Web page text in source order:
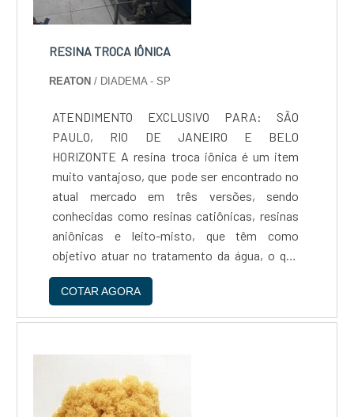
RESINA TROCA IÔNICA
REATON/ DIADEMA - SP
ATENDIMENTO EXCLUSIVO PARA: SÃO
PAULO, RIO DE JANEIRO E BELO
HORIZONTE A resina troca iônica é um item
muito vantajoso, que pode ser encontrado no
atual mercado em três versões, sendo
conhecidas como resinas catiônicas, resinas
aniônicas e leito-misto, que têm como
objetivo atuar no tratamento da água, o que
resulta em uma água quimicamente pura.O uso
de resinas pode ser considerado muito
variado, já que ele atua em diferentes
Dentre os nichos mais comuns que este item é
utilizado, é possível citar: Agricultura;
Indústria em geral; Tratamento de águas.COMO
A RESINA ATUA EM NICHOS VARIADOSCom o
COTAR AGORA